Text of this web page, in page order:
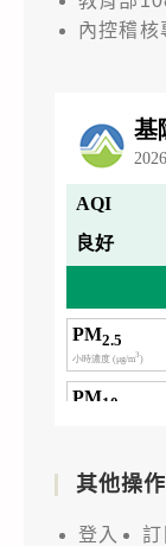
內控稽核
其他操作
登入